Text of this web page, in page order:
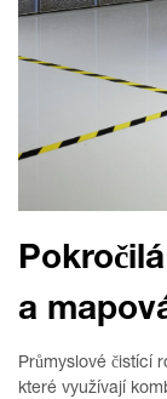
a
Průmyslové čistící
které využívají